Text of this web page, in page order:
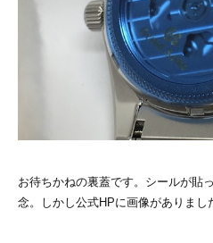
お待ちかねの裏蓋です。シールが貼
念。しかし公式HPに画像がありまし